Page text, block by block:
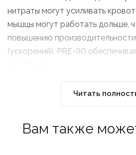
нитраты могут усиливать
мышцы могут работать дольше,
повышению
(ускорений). PRE-90
Две порции PRE-90 за день до
во время завтрака перед
порцию могут повысить
Читать
Вам также